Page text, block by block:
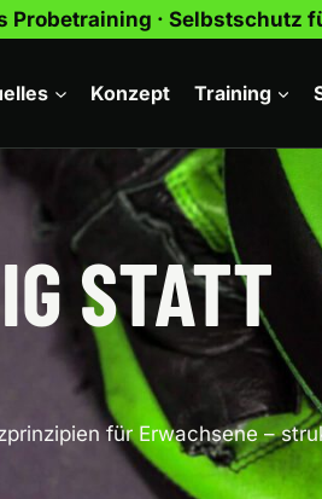
Probetraining · Selbstschutz
Konzept Training
STATT
für Erwachsene –